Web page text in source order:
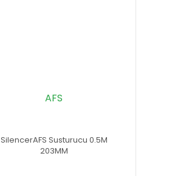
AFS
SilencerAFS Susturucu 0.5M
203MM